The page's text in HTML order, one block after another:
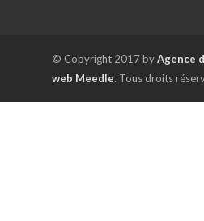
© Copyright 2017 byAgence
web Meedle. Tous droits